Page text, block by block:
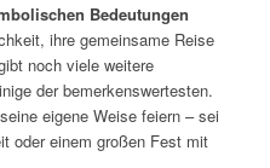
Bedeutungen
ihre gemeinsame Reise
noch viele weitere
der bemerkenswertesten.
eigene Weise feiern – sei
oder einem großen Fest mit